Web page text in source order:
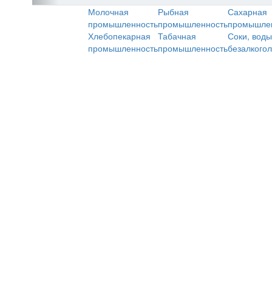
Молочная
промышленность
Рыбная
промышленность
Сахарная
Хлебопекарная
промышленность
Табачная
промышленность
Соки,